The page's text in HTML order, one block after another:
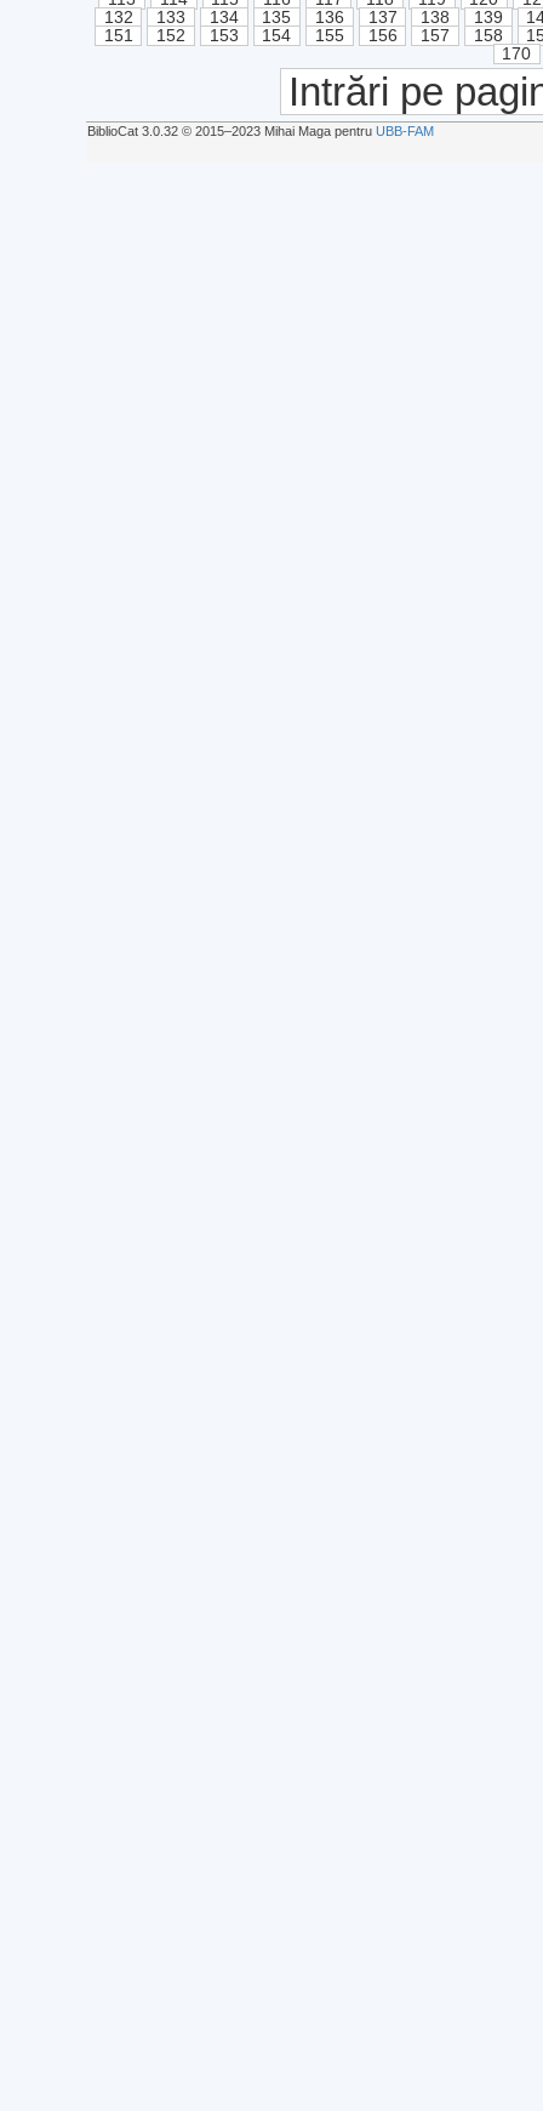
132
133 134 135 136 137 138 139
151
152 153 154 155 156 157 158
170
Intrări pe
BiblioCat 3.0.32 © 2015‒2023 Mihai Maga pentru UBB-FAM